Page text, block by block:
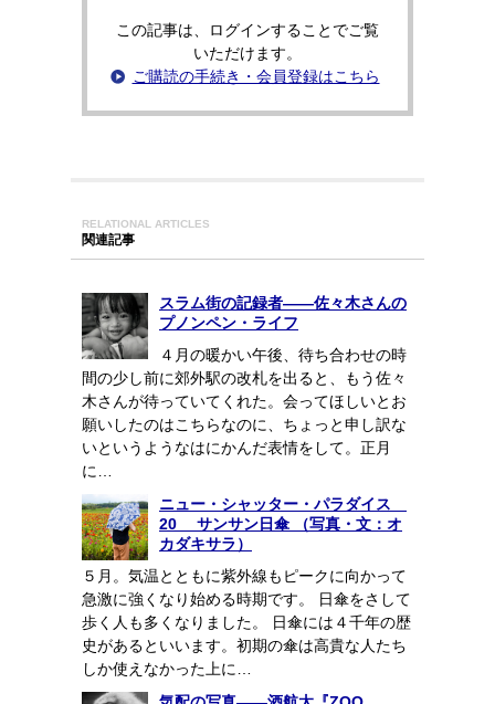
この記事は、ログインすることでご覧
いただけます。
ご購読の手続き・会員登録はこちら
RELATIONAL ARTICLES
関連記事
スラム街の記録者――佐々木さんの
プノンペン・ライフ
４月の暖かい午後、待ち合わせの時
間の少し前に郊外駅の改札を出ると、もう佐々
木さんが待っていてくれた。会ってほしいとお
願いしたのはこちらなのに、ちょっと申し訳な
いというようなはにかんだ表情をして。正月
に…
ニュー・シャッター・パラダイス
20 サンサン日傘 （写真・文：オ
カダキサラ）
５月。気温とともに紫外線もピークに向かって
急激に強くなり始める時期です。 日傘をさして
歩く人も多くなりました。 日傘には４千年の歴
史があるといいます。初期の傘は高貴な人たち
しか使えなかった上に…